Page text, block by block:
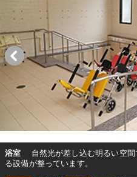
浴室
自然光が差し込む明るい空
る設備が整っています。